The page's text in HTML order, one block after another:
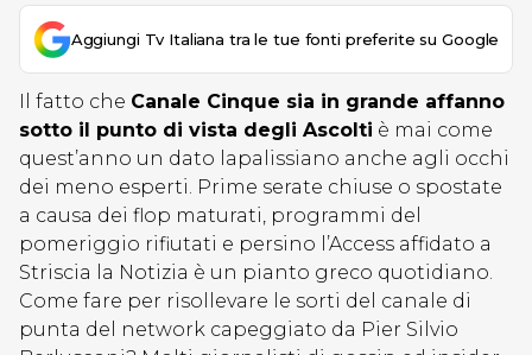
Aggiungi Tv Italiana tra le tue fonti preferite su Google
Il fatto che Canale Cinque sia in grande affanno
sotto il punto di vista degli Ascolti è mai come
quest’anno un dato lapalissiano anche agli occhi
dei meno esperti. Prime serate chiuse o spostate
a causa dei flop maturati, programmi del
pomeriggio rifiutati e persino l’Access affidato a
Striscia la Notizia è un pianto greco quotidiano.
Come fare per risollevare le sorti del canale di
punta del network capeggiato da Pier Silvio